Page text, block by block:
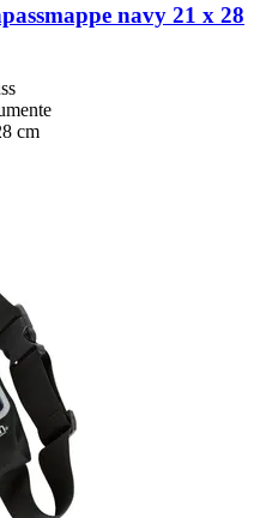
navy 21 x 28
cm